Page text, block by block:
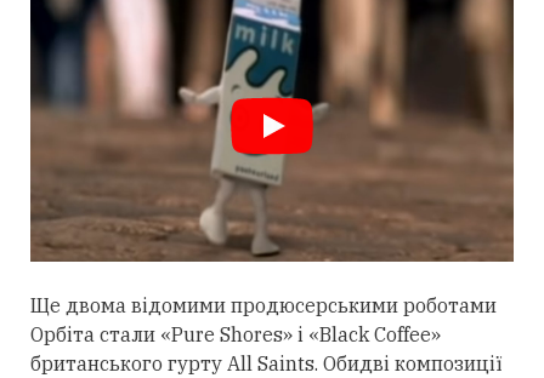
Ще двома відомими продюсерськими роботами
Орбіта стали «Pure Shores» і «Black Coffee»
британського гурту All Saints. Обидві композиції